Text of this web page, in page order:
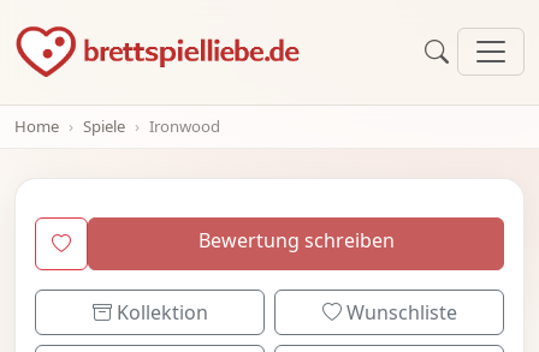
Home Spiele Ironwood
Bewertung schreiben
Kollektion Wunschliste